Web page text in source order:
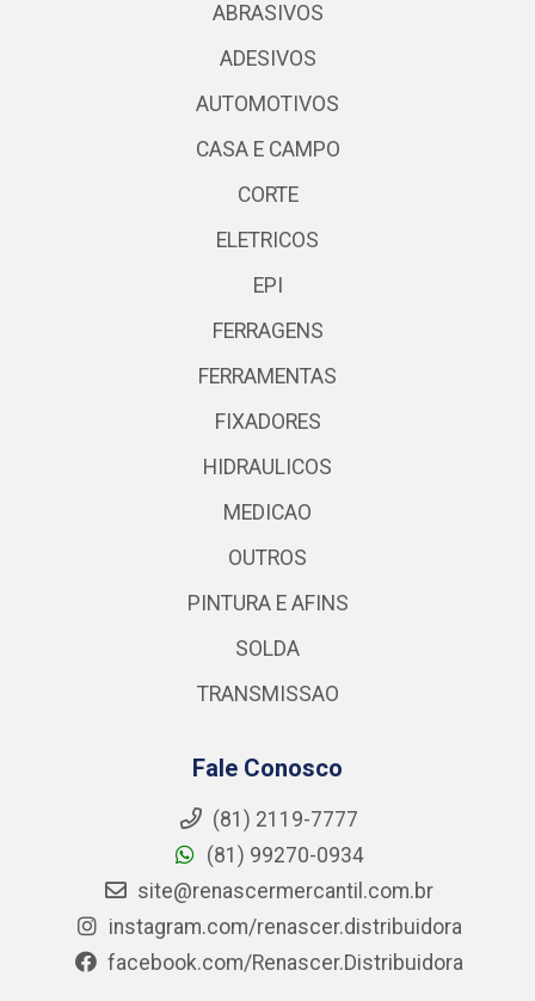
ABRASIVOS
ADESIVOS
AUTOMOTIVOS
CASA E CAMPO
CORTE
ELETRICOS
EPI
FERRAGENS
FERRAMENTAS
FIXADORES
HIDRAULICOS
MEDICAO
OUTROS
PINTURA E AFINS
SOLDA
TRANSMISSAO
Fale Conosco
(81) 2119-7777
(81) 99270-0934
site@renascermercantil.com.br
instagram.com/renascer.distribuidora
facebook.com/Renascer.Distribuidora